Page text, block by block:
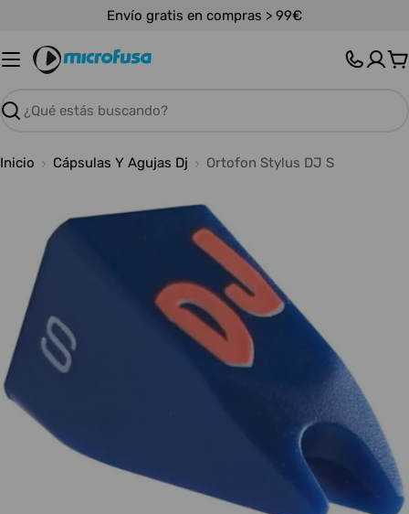
contenido
Envío gratis en compras > 99€
Buscar
Inicio Cápsulas Y Agujas Dj Ortofon Stylus DJ S
medios 0 en modal